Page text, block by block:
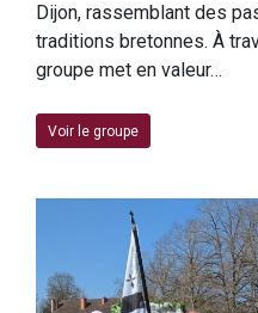
Dijon, rassemblant des
traditions bretonnes. À
groupe met en valeur…
Voir le groupe